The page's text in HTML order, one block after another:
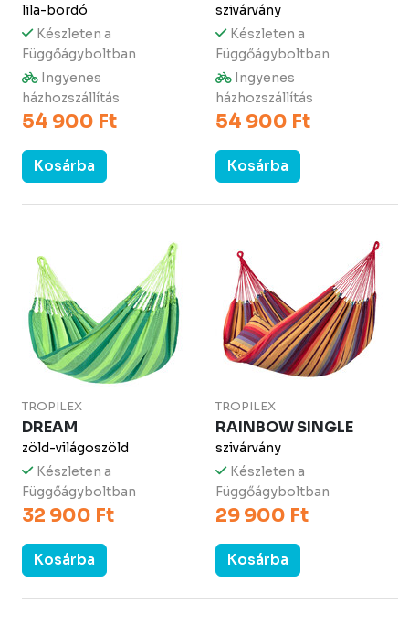
lila-bordó
Készleten a
Függőágyboltban
Ingyenes
házhozszállítás
54 900 Ft
Kosárba
szivárvány
Készleten a
Függőágyboltban
Ingyenes
házhozszállítás
54 900 Ft
Kosárba
TROPILEX
DREAM
zöld-világoszöld
Készleten a
Függőágyboltban
32 900 Ft
Kosárba
TROPILEX
RAINBOW SINGLE
szivárvány
Készleten a
Függőágyboltban
29 900 Ft
Kosárba